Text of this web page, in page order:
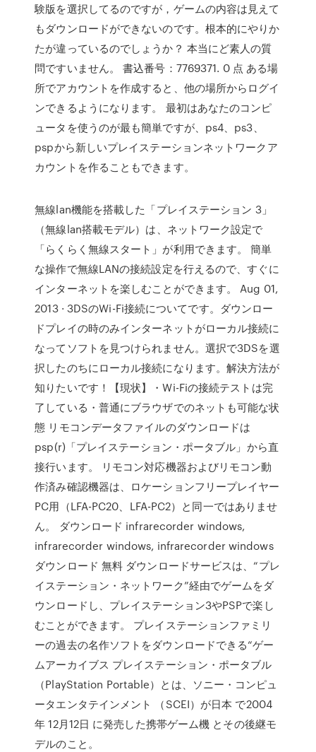
験版を選択してるのですが，ゲームの内容は見えて
もダウンロードができないのです。根本的にやりか
たが違っているのでしょうか？ 本当にど素人の質
問ですいません。 書込番号：7769371. 0 点 ある場
所でアカウントを作成すると、他の場所からログイ
ンできるようになります。 最初はあなたのコンピ
ュータを使うのが最も簡単ですが、ps4、ps3、
pspから新しいプレイステーションネットワークア
カウントを作ることもできます。
無線lan機能を搭載した「プレイステーション 3」
（無線lan搭載モデル）は、ネットワーク設定で
「らくらく無線スタート」が利用できます。 簡単
な操作で無線LANの接続設定を行えるので、すぐに
インターネットを楽しむことができます。 Aug 01,
2013 · 3DSのWi-Fi接続についてです。ダウンロー
ドプレイの時のみインターネットがローカル接続に
なってソフトを見つけられません。選択で3DSを選
択したのちにローカル接続になります。解決方法が
知りたいです！【現状】・Wi-Fiの接続テストは完
了している・普通にブラウザでのネットも可能な状
態 リモコンデータファイルのダウンロードは
psp(r)「プレイステーション・ポータブル」から直
接行います。 リモコン対応機器およびリモコン動
作済み確認機器は、ロケーションフリープレイヤー
PC用（LFA-PC20、LFA-PC2）と同一ではありませ
ん。 ダウンロード infrarecorder windows,
infrarecorder windows, infrarecorder windows
ダウンロード 無料 ダウンロードサービスは、“プレ
イステーション・ネットワーク”経由でゲームをダ
ウンロードし、プレイステーション3やPSPで楽し
むことができます。 プレイステーションファミリ
ーの過去の名作ソフトをダウンロードできる“ゲー
ムアーカイブス プレイステーション・ポータブル
（PlayStation Portable）とは、ソニー・コンピュ
ータエンタテインメント （SCEI）が日本 で2004
年 12月12日 に発売した携帯ゲーム機 とその後継モ
デルのこと。